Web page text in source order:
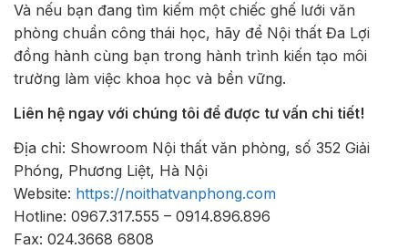
Và nếu bạn đang tìm kiếm một chiếc ghế lưới văn
phòng chuẩn công thái học, hãy để Nội thất Đa Lợi
đồng hành cùng bạn trong hành trình kiến tạo môi
trường làm việc khoa học và bền vững.
Liên hệ ngay với chúng tôi để được tư vấn chi tiết!
Địa chỉ: Showroom Nội thất văn phòng, số 352 Giải
Phóng, Phương Liệt, Hà Nội
Website: https://noithatvanphong.com
Hotline: 0967.317.555 – 0914.896.896
Fax: 024.3668 6808